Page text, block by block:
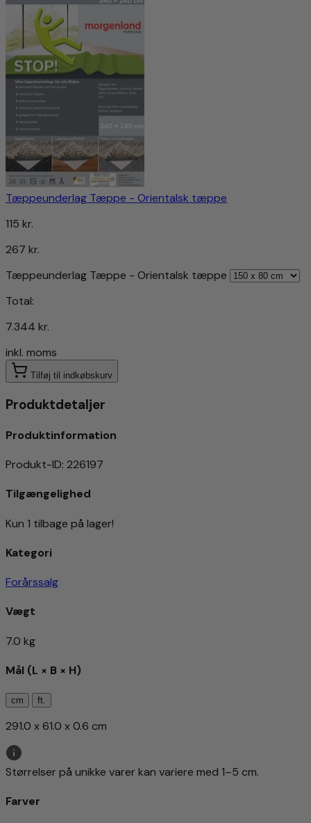
Tæppeunderlag Tæppe - Orientalsk tæppe
115 kr.
267 kr.
Tæppeunderlag Tæppe - Orientalsk tæppe
Total:
7.344 kr.
inkl. moms
Tilføj til indkøbskurv
Produktdetaljer
Produktinformation
Produkt-ID: 226197
Tilgængelighed
Kun 1 tilbage på lager!
Kategori
Forårssalg
Vægt
7.0 kg
Mål (L × B × H)
cm ft.
291.0 x 61.0 x 0.6 cm
Størrelser på unikke varer kan variere med 1–5 cm.
Farver